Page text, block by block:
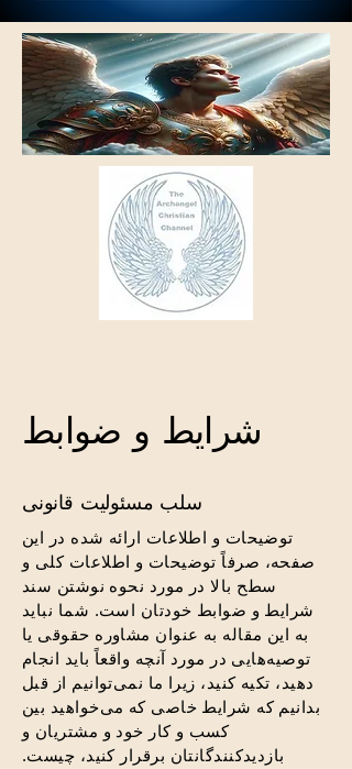
شرایط و ضوابط
سلب مسئولیت قانونی
توضیحات و اطلاعات ارائه شده در این
صفحه، صرفاً توضیحات و اطلاعات کلی و
سطح بالا در مورد نحوه نوشتن سند
شرایط و ضوابط خودتان است. شما نباید
به این مقاله به عنوان مشاوره حقوقی یا
توصیه‌هایی در مورد آنچه واقعاً باید انجام
دهید، تکیه کنید، زیرا ما نمی‌توانیم از قبل
بدانیم که شرایط خاصی که می‌خواهید بین
کسب و کار خود و مشتریان و
بازدیدکنندگانتان برقرار کنید، چیست.